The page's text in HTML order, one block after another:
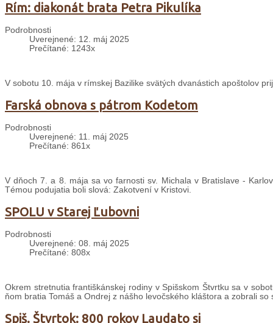
Rím: diakonát brata Petra Pikulíka
Podrobnosti
Uverejnené: 12. máj 2025
Prečítané: 1243x
V sobotu 10. mája v rímskej Bazilike svätých dvanástich apoštolov
Farská obnova s pátrom Kodetom
Podrobnosti
Uverejnené: 11. máj 2025
Prečítané: 861x
V dňoch 7. a 8. mája sa vo farnosti sv. Michala v Bratislave -
Témou podujatia boli slová: Zakotvení v Kristovi.
SPOLU v Starej Ľubovni
Podrobnosti
Uverejnené: 08. máj 2025
Prečítané: 808x
Okrem stretnutia františkánskej rodiny v Spišskom Štvrtku sa v
ňom bratia Tomáš a Ondrej z nášho levočského kláštora a zobrali
Spiš. Štvrtok: 800 rokov Laudato si